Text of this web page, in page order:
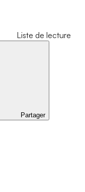
Liste de lecture
Partager